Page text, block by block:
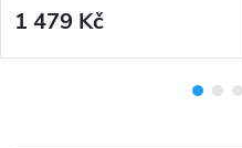
1 479 Kč